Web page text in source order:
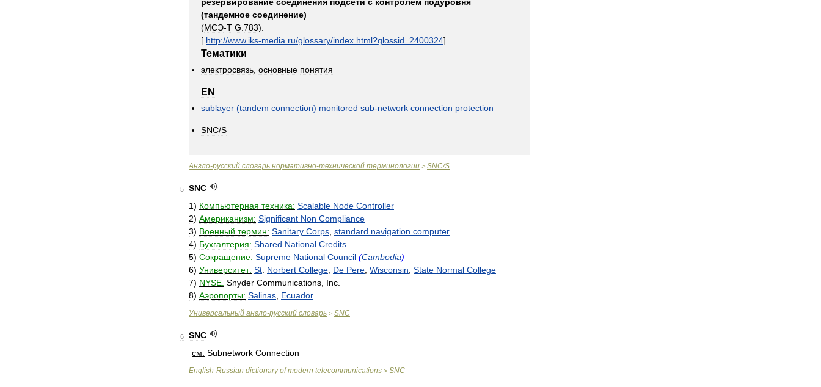
(тандемное соединение)
(МСЭ-Т G 783).
[ http://www. iks-media ru/glossary/index html?glossid=2400324]
Тематики
электросвязь основные понятия
EN
sublayer (tandem connection) monitored sub-network connection protection
SNC/S
Англо-русский словарь нормативно-технической терминологии > SNC/S
5
SNC
1) Компьютерная техника: Scalable Node Controller
2) Американизм: Significant Non Compliance
3) Военный термин: Sanitary Corps standard navigation computer
4) Бухгалтерия: Shared National Credits
5) Сокращение: Supreme National Council (Cambodia)
6) Университет: St Norbert College De Pere Wisconsin State Normal College
7) NYSE Snyder Communications Inc
8) Аэропорты: Salinas Ecuador
Универсальный англо-русский словарь > SNC
6
SNC
см Subnetwork Connection
English-Russian dictionary of modern telecommunications > SNC